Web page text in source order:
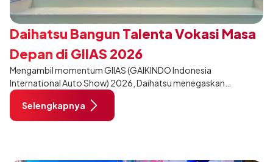
Daihatsu Bangun Talenta Vokasi Masa
Depan di GIIAS 2026
Mengambil momentum GIIAS (GAIKINDO Indonesia
International Auto Show) 2026, Daihatsu menegaskan
komitmennya dalam meningkatkan kualitas SDM (Sumber Daya
Manusia) melalui pendidikan vokasi bertema “Bersama Sahabat
Membangun Negeri”. Komitmen ini diwujudkan melalui ajang
Selengkapnya